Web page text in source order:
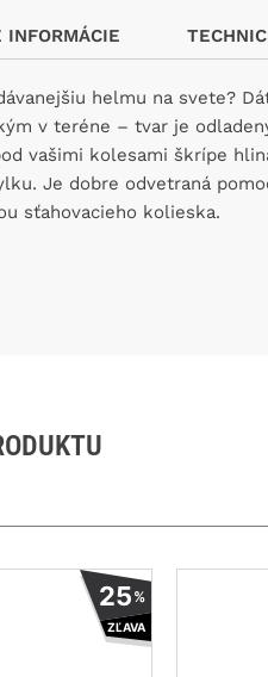
INFORMÁCIE
helmu na svete?
v teréne – tvar je
vašimi kolesami škrípe
Je dobre odvetraná
sťahovacieho kolieska.
25%
ZĽAVA
Tento
produkt
má